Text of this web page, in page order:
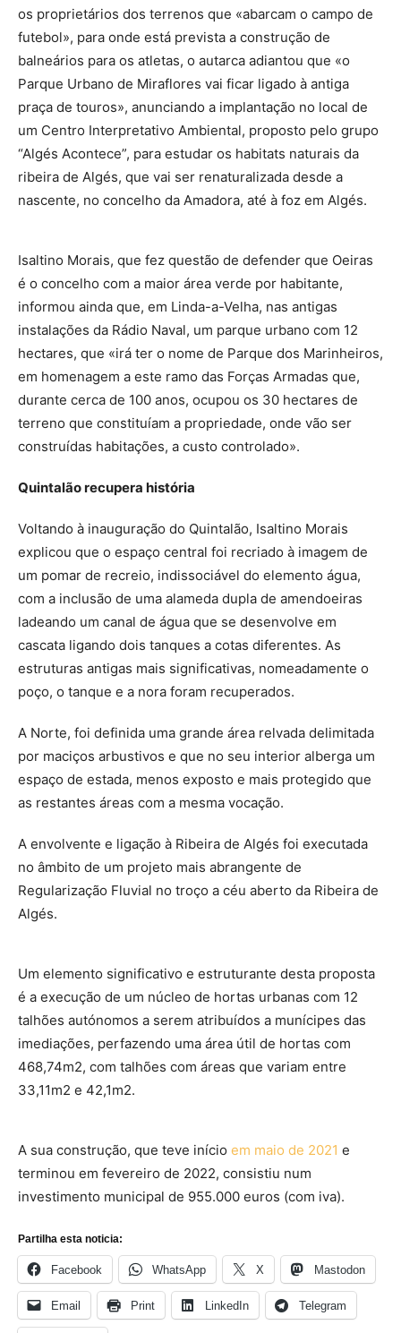
os proprietários dos terrenos que «abarcam o campo de
futebol», para onde está prevista a construção de
balneários para os atletas, o autarca adiantou que «o
Parque Urbano de Miraflores vai ficar ligado à antiga
praça de touros», anunciando a implantação no local de
um Centro Interpretativo Ambiental, proposto pelo grupo
“Algés Acontece”, para estudar os habitats naturais da
ribeira de Algés, que vai ser renaturalizada desde a
nascente, no concelho da Amadora, até à foz em Algés.
Isaltino Morais, que fez questão de defender que Oeiras
é o concelho com a maior área verde por habitante,
informou ainda que, em Linda-a-Velha, nas antigas
instalações da Rádio Naval, um parque urbano com 12
hectares, que «irá ter o nome de Parque dos Marinheiros,
em homenagem a este ramo das Forças Armadas que,
durante cerca de 100 anos, ocupou os 30 hectares de
terreno que constituíam a propriedade, onde vão ser
construídas habitações, a custo controlado».
Quintalão recupera história
Voltando à inauguração do Quintalão, Isaltino Morais
explicou que o espaço central foi recriado à imagem de
um pomar de recreio, indissociável do elemento água,
com a inclusão de uma alameda dupla de amendoeiras
ladeando um canal de água que se desenvolve em
cascata ligando dois tanques a cotas diferentes. As
estruturas antigas mais significativas, nomeadamente o
poço, o tanque e a nora foram recuperados.
A Norte, foi definida uma grande área relvada delimitada
por maciços arbustivos e que no seu interior alberga um
espaço de estada, menos exposto e mais protegido que
as restantes áreas com a mesma vocação.
A envolvente e ligação à Ribeira de Algés foi executada
no âmbito de um projeto mais abrangente de
Regularização Fluvial no troço a céu aberto da Ribeira de
Algés.
Um elemento significativo e estruturante desta proposta
é a execução de um núcleo de hortas urbanas com 12
talhões autónomos a serem atribuídos a munícipes das
imediações, perfazendo uma área útil de hortas com
468,74m2, com talhões com áreas que variam entre
33,11m2 e 42,1m2.
A sua construção, que teve início em maio de 2021 e
terminou em fevereiro de 2022, consistiu num
investimento municipal de 955.000 euros (com iva).
Partilha esta noticia:
Facebook WhatsApp X Mastodon
Email Print LinkedIn Telegram